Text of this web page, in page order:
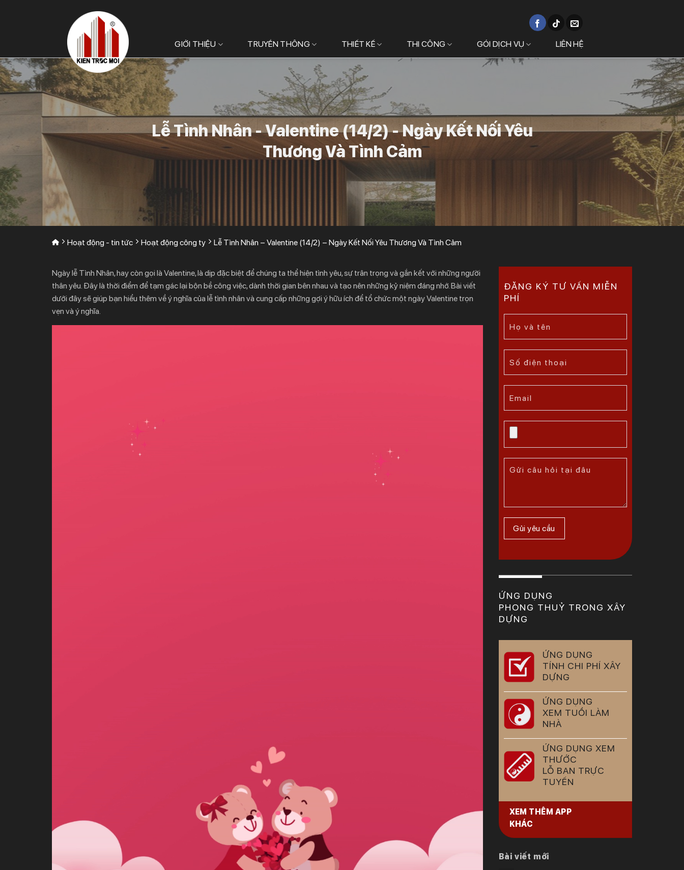
GIỚI THIỆU TRUYỀN THÔNG THIẾT KẾ THI CÔNG GÓI DỊCH VỤ LIÊN HỆ
Lễ Tình Nhân - Valentine (14/2) - Ngày Kết Nối Yêu
Thương Và Tình Cảm
Hoạt động - tin tức Hoạt động công ty Lễ Tình Nhân – Valentine (14/2) – Ngày Kết Nối Yêu Thương Và Tình Cảm
Ngày lễ Tình Nhân, hay còn gọi là Valentine, là dịp đặc biệt để chúng ta thể hiện tình yêu, sự trân trọng và gắn kết với những người
thân yêu. Đây là thời điểm để tạm gác lại bộn bề công việc, dành thời gian bên nhau và tạo nên những kỷ niệm đáng nhớ. Bài viết
dưới đây sẽ giúp bạn hiểu thêm về ý nghĩa của lễ tình nhân và cung cấp những gợi ý hữu ích để tổ chức một ngày Valentine trọn
vẹn và ý nghĩa.
ĐĂNG KÝ TƯ VẤN MIỄN
PHÍ
ỨNG DỤNG
PHONG THUỶ TRONG XÂY
DỰNG
ỨNG DỤNG
TÍNH CHI PHÍ XÂY
DỰNG
ỨNG DỤNG
XEM TUỔI LÀM
NHÀ
ỨNG DỤNG XEM
THƯỚC
LỖ BAN TRỰC
TUYẾN
XEM THÊM APP
KHÁC
Bài viết mới